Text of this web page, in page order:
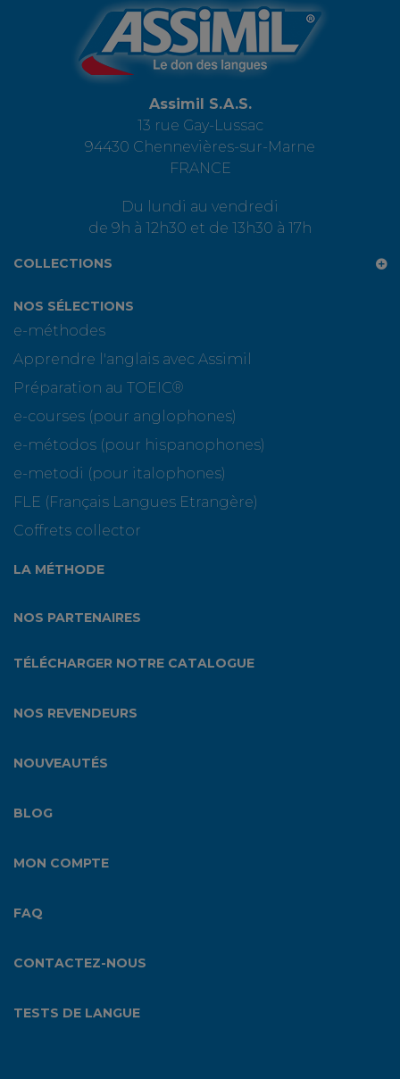
Assimil S.A.S.
13 rue Gay-Lussac
94430 Chennevières-sur-Marne
FRANCE
Du lundi au vendredi
de 9h à 12h30 et de 13h30 à 17h
COLLECTIONS
NOS SÉLECTIONS
e-méthodes
Apprendre l'anglais avec Assimil
Préparation au TOEIC®
e-courses (pour anglophones)
e-métodos (pour hispanophones)
e-metodi (pour italophones)
FLE (Français Langues Etrangère)
Coffrets collector
LA MÉTHODE
NOS PARTENAIRES
TÉLÉCHARGER NOTRE CATALOGUE
NOS REVENDEURS
NOUVEAUTÉS
BLOG
MON COMPTE
FAQ
CONTACTEZ-NOUS
TESTS DE LANGUE